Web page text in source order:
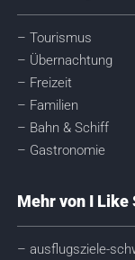
– Tourismus
– Übernachtung
– Freizeit
– Familien
– Bahn & Schiff
– Gastronomie
Mehr von I Like
– ausflugsziele-